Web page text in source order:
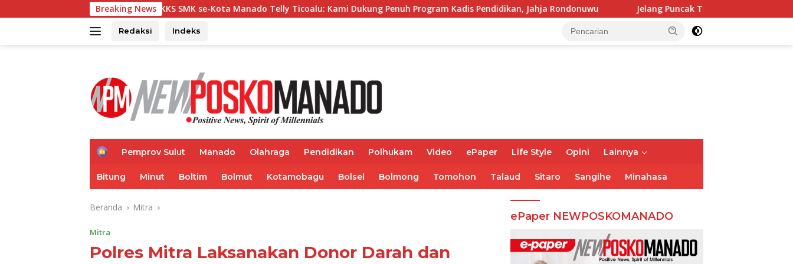
ke
Breaking News
Ketua MKKS SMK se-Kota Manado Telly Ticoalu: Kami Dukung Penuh Program Kadis Pendidikan, Jahja Rondonuwu Jelang Puncak TIFF 2026, Polisi Perketat Pemeriksaan
Redaksi Indeks
H
e
Pemprov Sulut Manado Olahraga Pendidikan Polhukam Video ePaper Life Style Opini Lainnya
Bitung Minut Boltim Bolmut Kotamobagu Bolsel Bolmong Tomohon Talaud Sitaro Sangihe Minahasa
Beranda Mitra
Mitra
Polres Mitra Laksanakan Donor Darah dan
ePaper NEWPOSKOMANADO